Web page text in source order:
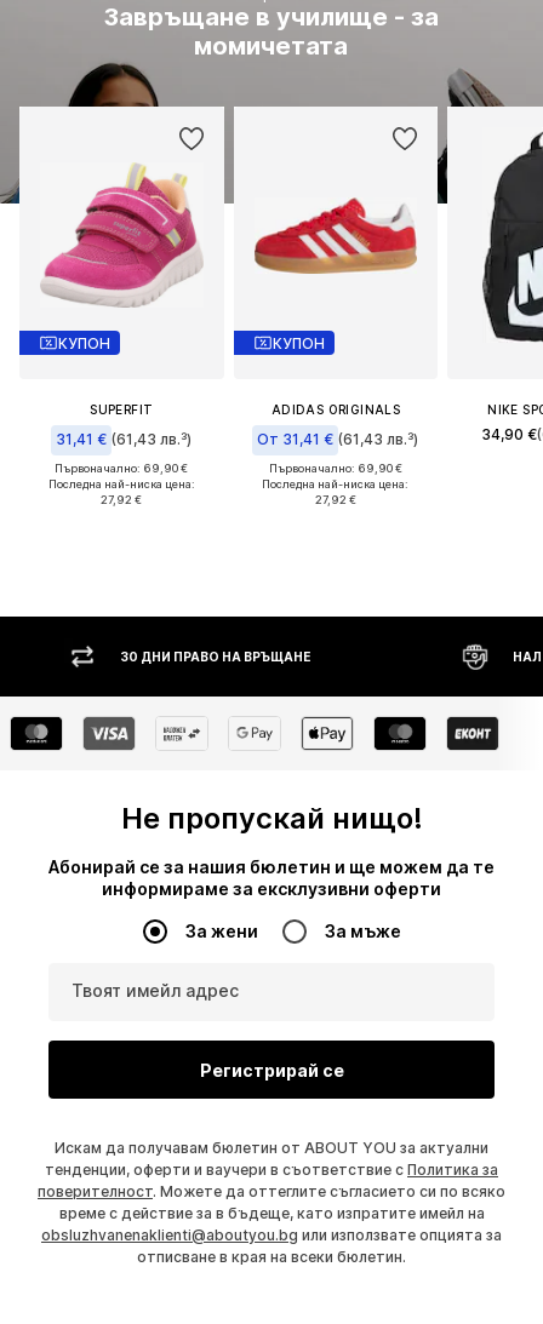
Завръщане в училище - за
момичетата
КУПОН
SUPERFIT
31,41 € (61,43 лв.³)
Първоначално: 69,90 €
Последна най-ниска цена:
27,92 €
КУПОН
ADIDAS ORIGINALS
От 31,41 € (61,43 лв.³)
Първоначално: 69,90 €
Последна най-ниска цена:
27,92 €
NIKE
34,90 €
НА ВРЪЩАНЕ НАЛОЖЕН ПЛАТЕЖ
Не пропускай нищо!
Абонирай се за нашия бюлетин и ще можем да те
информираме за ексклузивни оферти
За жени За мъже
Твоят имейл адрес
Регистрирай се
Искам да получавам бюлетин от ABOUT YOU за актуални
тенденции, оферти и ваучери в съответствие с Политика за
поверителност. Можете да оттеглите съгласието си по всяко
време с действие за в бъдеще, като изпратите имейл на
obsluzhvanenaklienti@aboutyou.bg или използвате опцията за
отписване в края на всеки бюлетин.